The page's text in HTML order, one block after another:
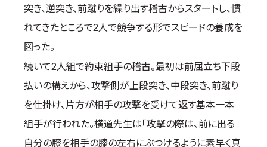
English
突き、逆突き、前蹴りを繰り出す稽古からスタートし、慣
れてきたところで2人で競争する形でスピードの養成を
図った。
続いて2人組で約束組手の稽古。最初は前屈立ち下段
払いの構えから、攻撃側が上段突き、中段突き、前蹴り
を仕掛け、片方が相手の攻撃を受けて返す基本一本
組手が行われた。横道先生は「攻撃の際は、前に出る
自分の膝を相手の膝の左右にぶつけるように素早く真